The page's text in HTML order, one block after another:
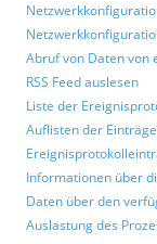
Abruf von Daten von
RSS Feed auslesen
Liste der
Auflisten der
Informationen über
Daten über den
Auslastung des